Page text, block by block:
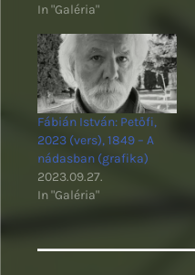
In "Galéria"
Fábián István: Petőfi,
2023 (vers), 1849 – A
nádasban (grafika)
2023.09.27.
In "Galéria"